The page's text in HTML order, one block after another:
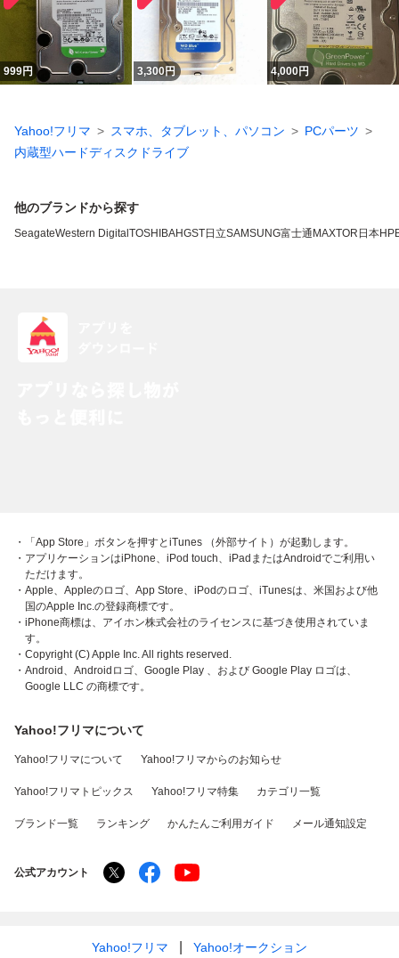
999円 3,300円 4,000円
Yahoo!フリマ スマホ、タブレット、パソコン
PCパーツ
内蔵型ハードディスクドライブ
他のブランドから探す
SeagateWestern Digital TOSHIBAHGST日立SAMSUNG富士通 MAXTOR 日本HP
・「App Store」ボタンを押すとiTunes （外部サイト）が起動します。
・アプリケーションはiPhone、iPod touch、iPadまたはAndroidでご利用い
ただけます。
・Apple、Appleのロゴ、App Store、iPodのロゴ、iTunesは、米国および他
国のApple Inc.の登録商標です。
・iPhone商標は、アイホン株式会社のライセンスに基づき使用されていま
す。
・Copyright (C) Apple Inc. All rights reserved.
・Android、Androidロゴ、Google Play 、および Google Play ロゴは、
Google LLC の商標です。
Yahoo!フリマについて
Yahoo!フリマについて Yahoo!フリマからのお知らせ
Yahoo!フリマトピックス Yahoo!フリマ特集 カテゴリ一覧
ブランド一覧 ランキング かんたんご利用ガイド メール通知設定
公式アカウント
Yahoo!フリマ Yahoo!オークション